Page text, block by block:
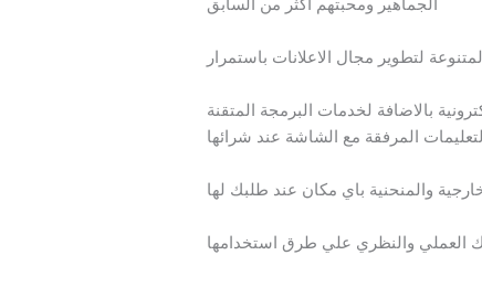
لتطوير مجال الاعلانات باستمرار
بالاضافة لخدمات البرمجة المتقنة
المرفقة مع الشاشة عند شرائها
والمنحنية باي مكان عند طلبك لها
العملي والنظري علي طرق استخدامها